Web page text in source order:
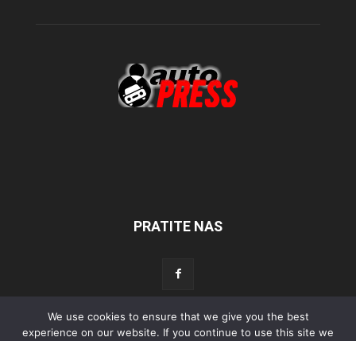
PRATITE NAS
Početna Aktualno Test Tehnika Servis Tuning Sport
We use cookies to ensure that we give you the best
experience on our website. If you continue to use this site we